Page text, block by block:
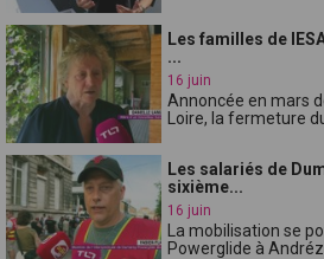
Les familles de
...
16 juin
Annoncée en mars
Loire, la fermeture
Les salariés de
sixième...
16 juin
La mobilisation se
Powerglide à